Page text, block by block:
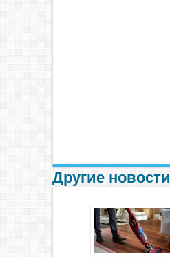
Другие новости